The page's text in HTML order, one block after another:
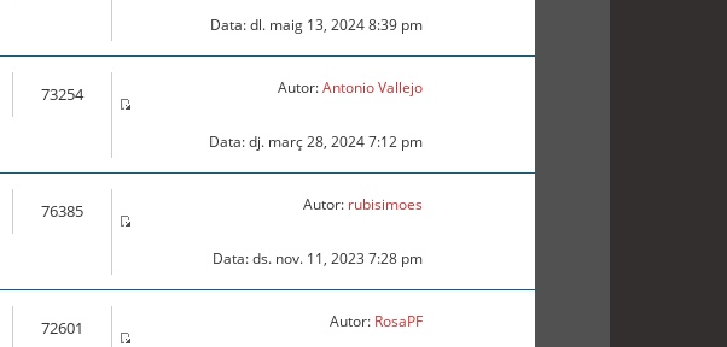
Data: dl. maig 13, 2024 8:39 pm
73254 Autor:Antonio Vallejo
Data: dj. març 28, 2024 7:12 pm
76385 Autor: rubisimoes
Data: ds. nov. 11, 2023 7:28 pm
72601 Autor: RosaPF